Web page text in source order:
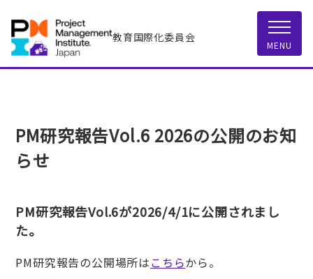
教育国際化委員会
MENU
PM研究報告Vol.6 2026の公開のお知
らせ
PM研究報告Vol.6が2026/4/1に公開されまし
た。
PM研究報告の公開場所はこちらから。